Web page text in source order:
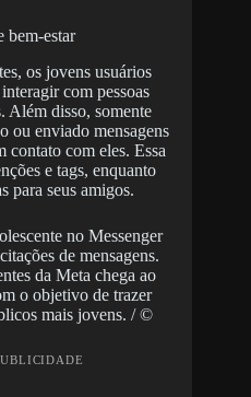
bem-estar
os jovens usuários
com pessoas
Além disso, somente
ou enviado mensagens
contato com eles. Essa
e tags, enquanto
para seus amigos.
da Meta chega ao
o objetivo de trazer
mais jovens. / ©